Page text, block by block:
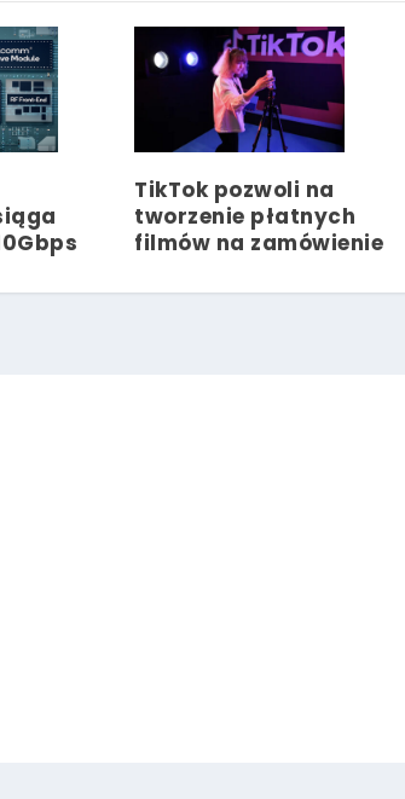
TikTok pozwoli na
tworzenie płatnych
filmów na zamówienie